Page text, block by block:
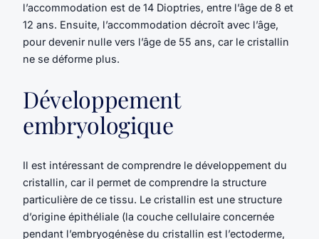
l’accommodation est de 14 Dioptries, entre l’âge de 8 et
12 ans. Ensuite, l’accommodation décroît avec l’âge,
pour devenir nulle vers l’âge de 55 ans, car le cristallin
ne se déforme plus.
Développement
embryologique
Il est intéressant de comprendre le développement du
cristallin, car il permet de comprendre la structure
particulière de ce tissu. Le cristallin est une structure
d’origine épithéliale (la couche cellulaire concernée
pendant l’embryogénèse du cristallin est l’ectoderme,